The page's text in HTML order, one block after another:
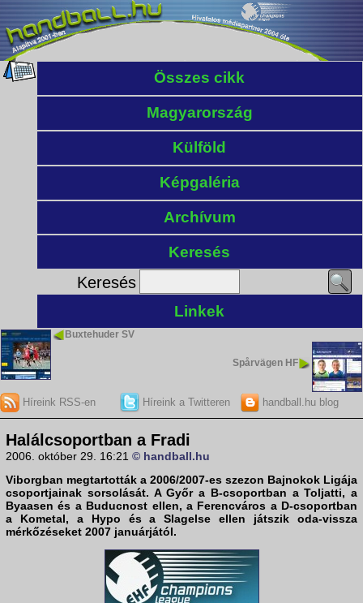
Összes cikk
Magyarország
Külföld
Képgaléria
Archívum
Keresés
Keresés
Linkek
Buxtehuder SV
Spårvägen HF
Híreink RSS-en Híreink a Twitteren handball.hu blog
Halálcsoportban a Fradi
2006. október 29. 16:21 © handball.hu
Viborgban megtartották a 2006/2007-es szezon Bajnokok Ligája
csoportjainak sorsolását. AGyőra B-csoportban a Toljatti, a
Byaasen és a Buducnost ellen, a Ferencváros a D-csoportban
a Kometal, a Hypo és a Slagelse ellen játszik oda-vissza
mérkőzéseket 2007 januárjától.